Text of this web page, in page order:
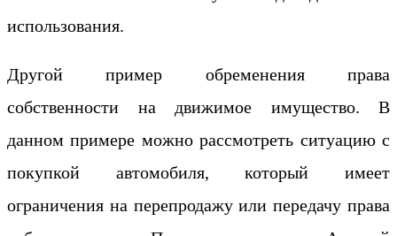
использования.
Другой пример обременения права
собственности на движимое имущество. В
данном примере можно рассмотреть ситуацию с
покупкой автомобиля, который имеет
ограничения на перепродажу или передачу права